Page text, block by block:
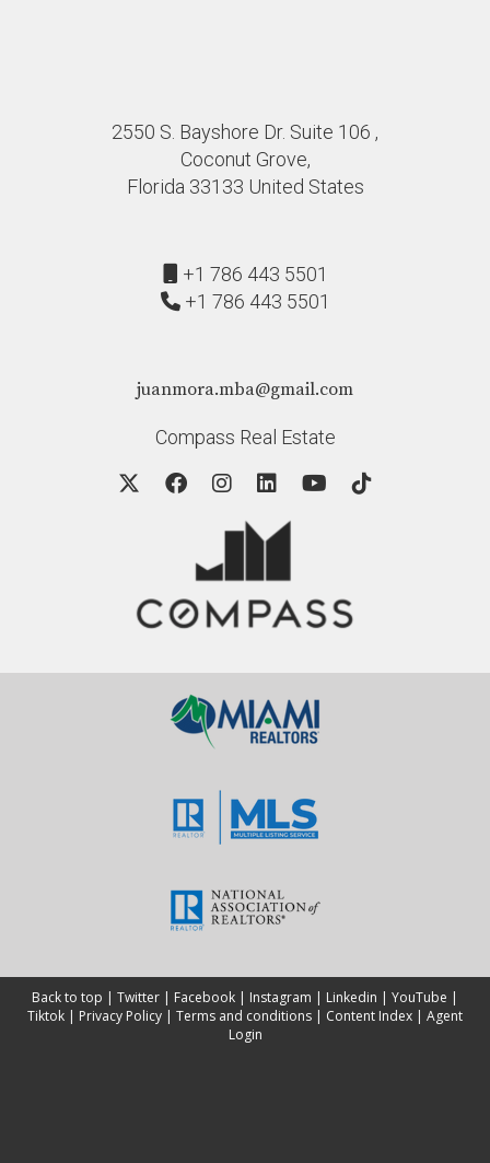
2550 S. Bayshore Dr. Suite 106 ,
Coconut Grove,
Florida 33133 United States
+1 786 443 5501
+1 786 443 5501
juanmora.mba@gmail.com
Compass Real Estate
Back to top | Twitter | Facebook | Instagram | Linkedin | YouTube |
Tiktok | Privacy Policy | Terms and conditions | Content Index | Agent
Login